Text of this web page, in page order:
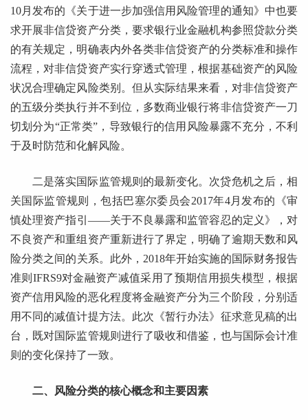
10月发布的《关于进一步加强信用风险管理的通知》中也要
求开展非信贷资产分类，要求银行业金融机构参照贷款分类
的有关规定，明确表内外各类非信贷资产的分类标准和操作
流程，对非信贷资产实行穿透式管理，根据基础资产的风险
状况合理确定风险类别。但从实际结果来看，对非信贷资产
的五级分类执行并不到位，多数商业银行将非信贷资产一刀
切划分为“正常类”，导致银行的信用风险暴露不充分，不利
于及时防范和化解风险。
二是落实国际监管规则的最新变化。次贷危机之后，相
关国际监管规则，包括巴塞尔委员会2017年4月发布的《审
慎处理资产指引——关于不良暴露和监管容忍的定义》，对
不良资产和重组资产重新进行了界定，明确了逾期天数和风
险分类之间的关系。此外，2018年开始实施的国际财务报告
准则IFRS9对金融资产减值采用了预期信用损失模型，根据
资产信用风险的恶化程度将金融资产分为三个阶段，分别适
用不同的减值计提方法。此次《暂行办法》征求意见稿的出
台，既对国际监管规则进行了吸收和借鉴，也与国际会计准
则的变化保持了一致。
二、风险分类的核心概念和主要因素